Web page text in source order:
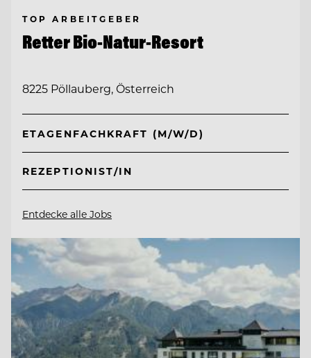
TOP ARBEITGEBER
Retter Bio-Natur-Resort
8225 Pöllauberg, Österreich
ETAGENFACHKRAFT (M/W/D)
REZEPTIONIST/IN
Entdecke alle Jobs